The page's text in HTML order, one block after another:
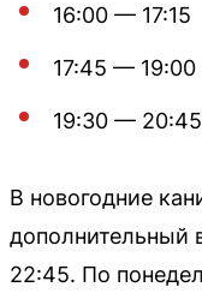
16:00 — 17:15
17:45 — 19:00
19:30 — 20:45
В новогодние
дополнительный
22:45. По